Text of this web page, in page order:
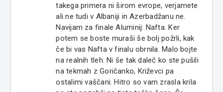
takega primera ni širom evrope, verjamete
ali ne tudi v Albaniji in Azerbadžanu ne.
Navijam za finale Aluminij: Nafta. Ker
potem se boste muraši še bolj požrli, kak
če bi vas Nafta v finalu obrnila. Malo bojte
na realnih tleh. Ni še tak daleč ko ste pušili
na tekmah z Goričanko, Križevci pa
ostalimi vaščani. Hitro so vam zrasla krila